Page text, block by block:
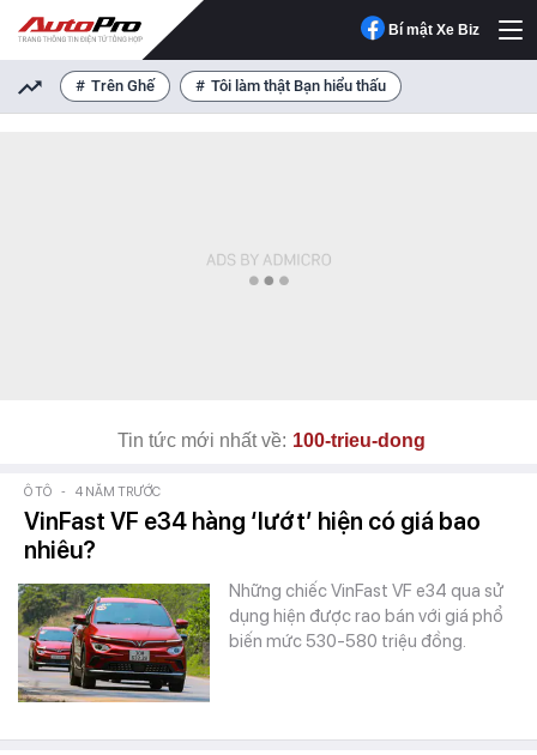
Bí mật Xe Biz
Trên Ghế Tôi làm thật Bạn hiểu thấu
Tin tức mới nhất về: 100-trieu-dong
Ô TÔ - 4 NĂM TRƯỚC
VinFast VF e34 hàng ‘lướt’ hiện có giá bao
nhiêu?
Những chiếc VinFast VF e34 qua sử
dụng hiện được rao bán với giá phổ
biến mức 530-580 triệu đồng.